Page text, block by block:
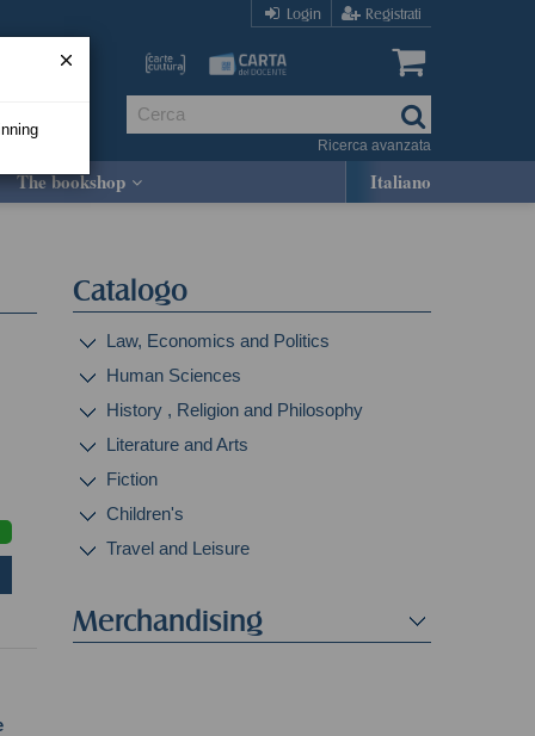
Login Registrati
Ricerca avanzata
The bookshop Italiano
Catalogo
Law, Economics and Politics
Human Sciences
History , Religion and Philosophy
Literature and Arts
Fiction
Children's
Travel and Leisure
Merchandising